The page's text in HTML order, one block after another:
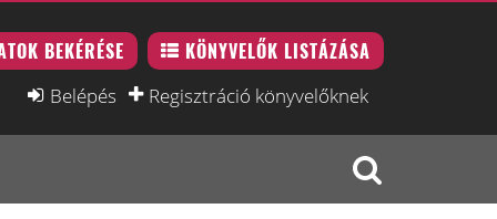
BEKÉRÉSE KÖNYVELŐK LISTÁZÁSA
Belépés Regisztráció könyvelőknek